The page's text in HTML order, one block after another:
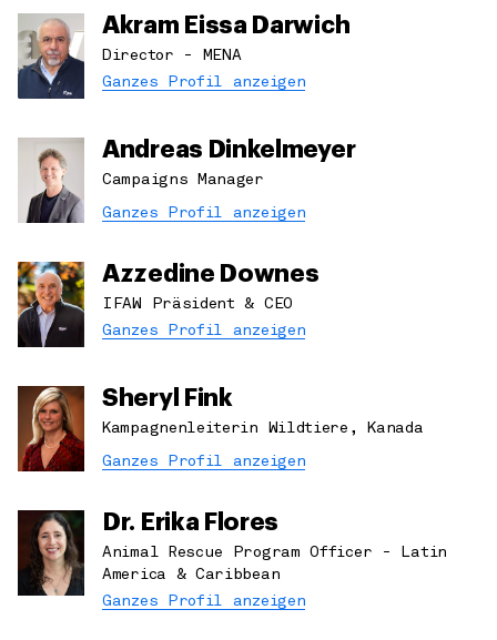
Akram Eissa Darwich
Director - MENA
Ganzes Profil anzeigen
Andreas Dinkelmeyer
Campaigns Manager
Ganzes Profil anzeigen
Azzedine Downes
IFAW Präsident & CEO
Ganzes Profil anzeigen
Sheryl Fink
Kampagnenleiterin Wildtiere, Kanada
Ganzes Profil anzeigen
Dr. Erika Flores
Animal Rescue Program Officer - Latin
America & Caribbean
Ganzes Profil anzeigen